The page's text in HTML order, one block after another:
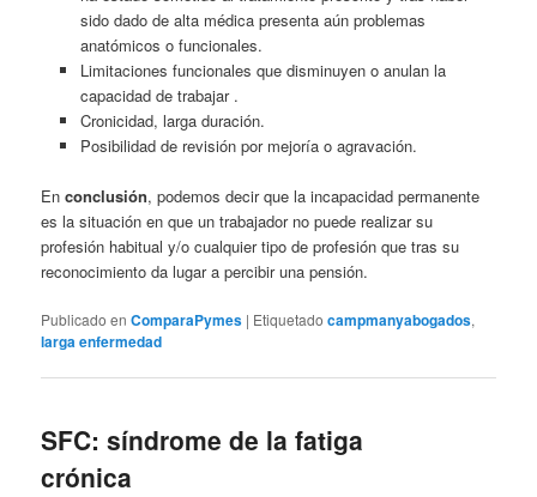
sido dado de alta médica presenta aún problemas
anatómicos o funcionales.
Limitaciones funcionales que disminuyen o anulan la
capacidad de trabajar .
Cronicidad, larga duración.
Posibilidad de revisión por mejoría o agravación.
Enconclusión, podemos decir que la incapacidad permanente
es la situación en que un trabajador no puede realizar su
profesión habitual y/o cualquier tipo de profesión que tras su
reconocimiento da lugar a percibir una pensión.
Publicado en ComparaPymes | Etiquetado campmanyabogados,
larga enfermedad
SFC: síndrome de la fatiga
crónica